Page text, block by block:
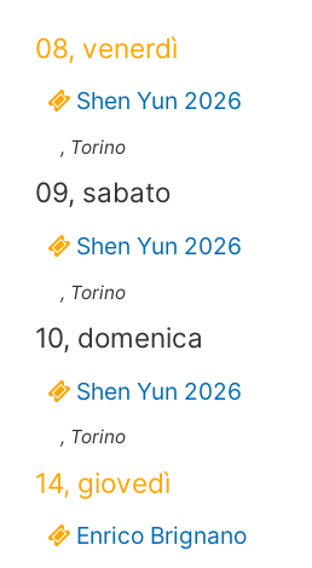
08, venerdì
Shen Yun 2026
, Torino
09, sabato
Shen Yun 2026
, Torino
10, domenica
Shen Yun 2026
, Torino
14, giovedì
Enrico Brignano